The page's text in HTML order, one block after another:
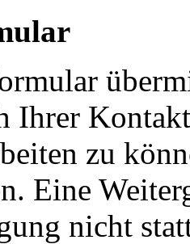
Ihrer
zu
Eine
nicht